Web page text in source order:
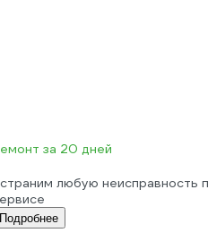
за 20 дней
любую неисправность
Подробнее